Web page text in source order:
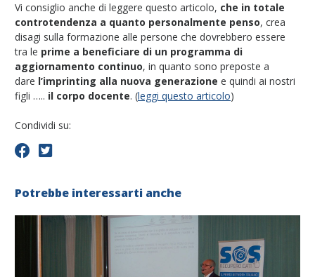
Vi consiglio anche di leggere questo articolo, che in totale
controtendenza a quanto personalmente penso, crea
disagi sulla formazione alle persone che dovrebbero essere
tra le prime a beneficiare di un programma di
aggiornamento continuo, in quanto sono preposte a
dare l’imprinting alla nuova generazione e quindi ai nostri
figli ….. il corpo docente. (leggi questo articolo)
Condividi su:
Potrebbe interessarti anche